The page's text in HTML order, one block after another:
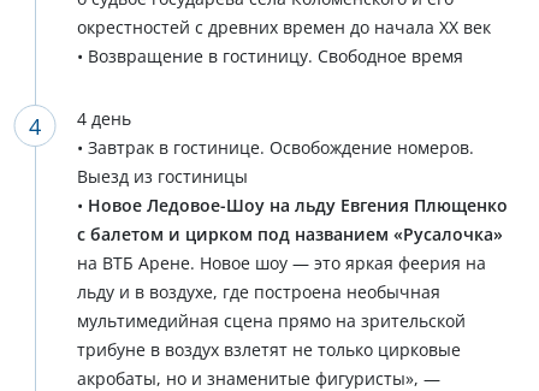
окрестностей с древних времен до начала XX век
• Возвращение в гостиницу. Свободное время
4 день
• Завтрак в гостинице. Освобождение номеров.
Выезд из гостиницы
• Новое Ледовое-Шоу на льду Евгения Плющенко
с балетом и цирком под названием «Русалочка»
на ВТБ Арене. Новое шоу — это яркая феерия на
льду и в воздухе, где построена необычная
мультимедийная сцена прямо на зрительской
трибуне в воздух взлетят не только цирковые
акробаты, но и знаменитые фигуристы», —